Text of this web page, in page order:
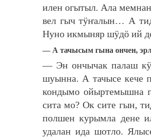
илен огытыл. Ала
вел гыч тӱҥалын… А
Нуно икмыняр шӱдӧ ий
— А тачысым гына ончен,
— Эн ончычак палаш
шуынна. А тачысе кече
кондымо ойыртемышна
сита мо? Ок сите гын,
полшен курымла дене
удалан ида шотло.